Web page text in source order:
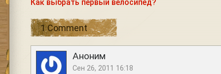
Как выбрать первый велосипед?
1 Comment
Аноним
Сен 26, 2011 16:18